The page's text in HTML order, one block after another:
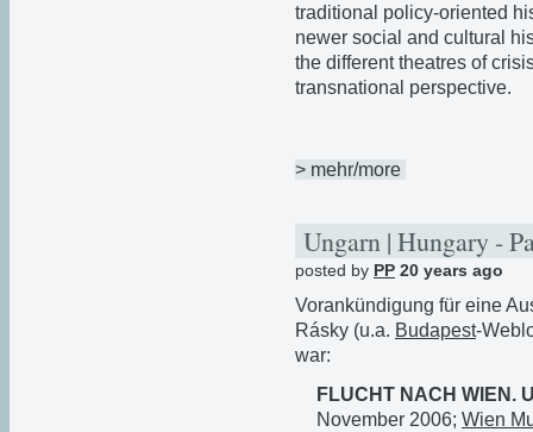
traditional policy-oriented
newer social and cultural
the different theatres of
transnational perspective.
> mehr/more
Ungarn | Hungary -
posted by PP 20 years ago
Vorankündigung für eine
Rásky (u.a. Budapest-
war:
FLUCHT NACH WIEN.
November 2006; Wien